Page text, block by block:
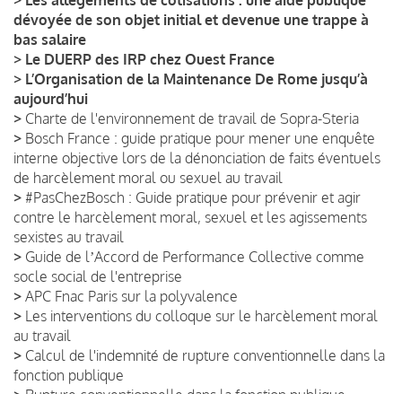
dévoyée de son objet initial et devenue une trappe à
bas salaire
> Le DUERP des IRP chez Ouest France
> L’Organisation de la Maintenance De Rome jusqu’à
aujourd’hui
> Charte de l'environnement de travail de Sopra-Steria
> Bosch France : guide pratique pour mener une enquête
interne objective lors de la dénonciation de faits éventuels
de harcèlement moral ou sexuel au travail
> #PasChezBosch : Guide pratique pour prévenir et agir
contre le harcèlement moral, sexuel et les agissements
sexistes au travail
> Guide de lʼAccord de Performance Collective comme
socle social de l'entreprise
> APC Fnac Paris sur la polyvalence
> Les interventions du colloque sur le harcèlement moral
au travail
> Calcul de l'indemnité de rupture conventionnelle dans la
fonction publique